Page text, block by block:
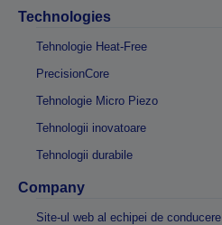
Technologies
Tehnologie Heat-Free
PrecisionCore
Tehnologie Micro Piezo
Tehnologii inovatoare
Tehnologii durabile
Company
Site-ul web al echipei de conducere